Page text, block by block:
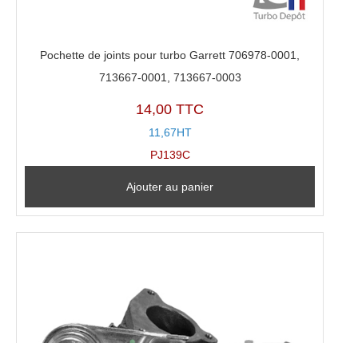
Pochette de joints pour turbo Garrett 706978-0001,
713667-0001, 713667-0003
14,00 TTC
11,67HT
PJ139C
Ajouter au panier